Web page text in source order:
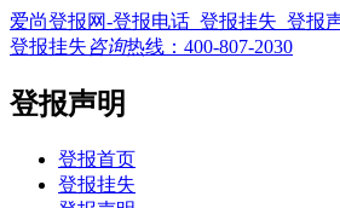
爱尚登报网-登报电话_登报挂失_登报
登报挂失咨询热线： 400-807-2030
登报声明
登报首页
登报挂失